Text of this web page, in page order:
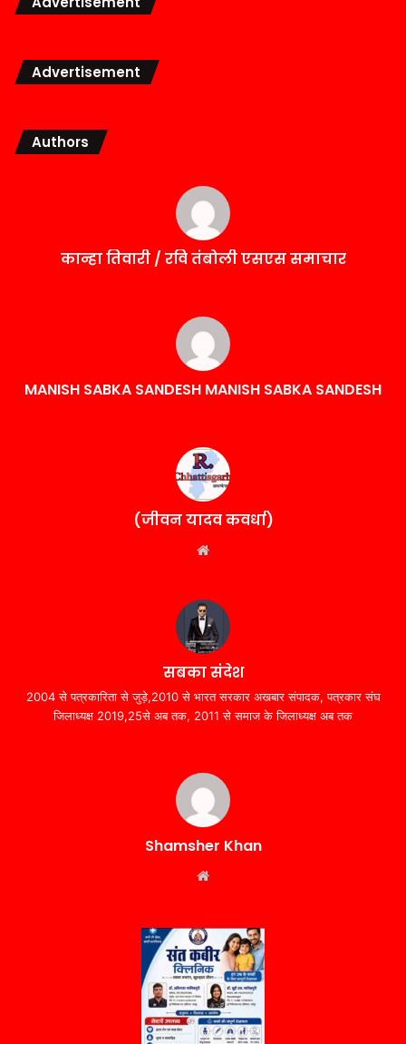
Advertisement
Authors
कान्हा तिवारी / रवि तंबोली एसएस समाचार
MANISH SABKA SANDESH MANISH SABKA SANDESH
(जीवन यादव कवर्धा)
सबका संदेश
2004 से पत्रकारिता से जुड़े,2010 से भारत सरकार अखबार संपादक, पत्रकार संघ
जिलाध्यक्ष 2019,25से अब तक, 2011 से समाज के जिलाध्यक्ष अब तक
Shamsher Khan